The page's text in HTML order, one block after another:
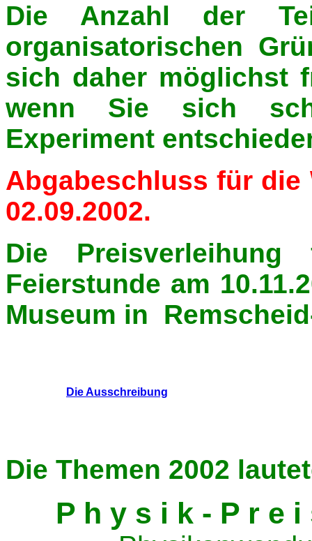
Die Anzahl der
organisatorischen
sich daher möglichst
wenn Sie sich
Experiment
Abgabeschluss für die
02.09.2002.
Die Preisverleihung
Feierstunde am
Museum in
Die Ausschreibung
Die Themen 2002
P h y s i k - P r e i